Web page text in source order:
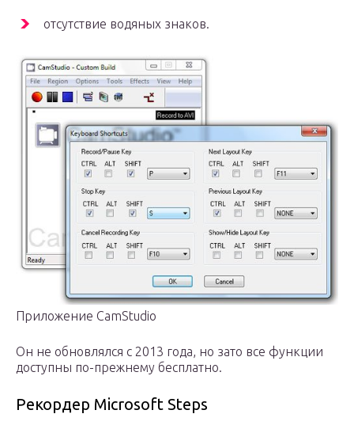
отсутствие водяных знаков.
Приложение CamStudio
Он не обновлялся с 2013 года, но зато все функции
доступны по-прежнему бесплатно.
Рекордер Microsoft Steps